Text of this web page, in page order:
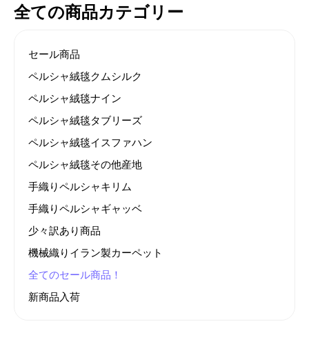
全ての商品カテゴリー
セール商品
ペルシャ絨毯クムシルク
ペルシャ絨毯ナイン
ペルシャ絨毯タブリーズ
ペルシャ絨毯イスファハン
ペルシャ絨毯その他産地
手織りペルシャキリム
手織りペルシャギャッベ
少々訳あり商品
機械織りイラン製カーペット
全てのセール商品！
新商品入荷